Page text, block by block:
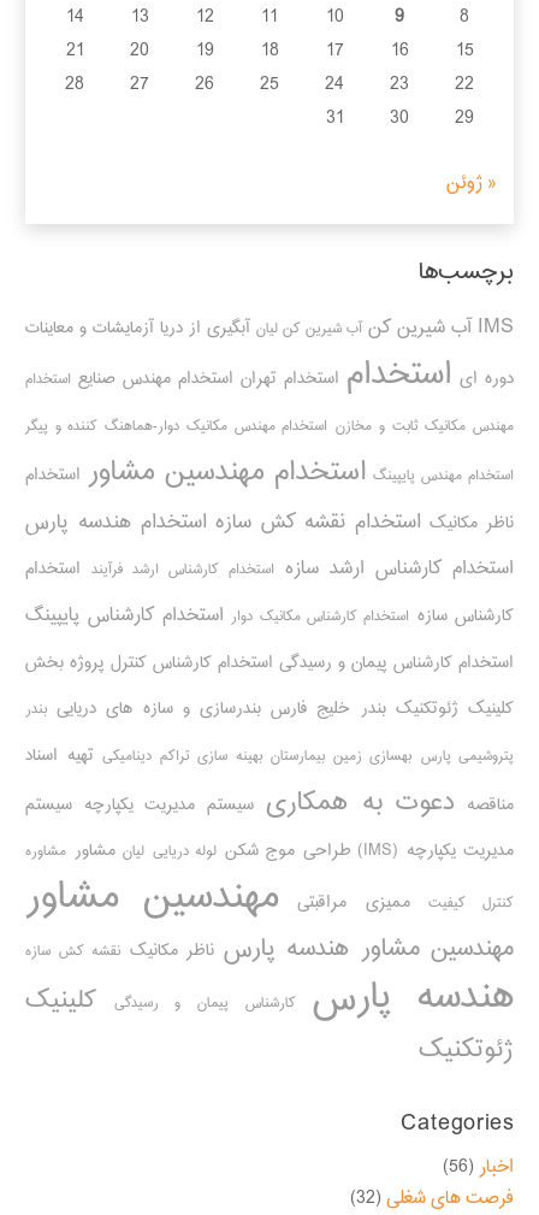
8
9
10
11
12
13
14
15
16
17
18
19
20
21
22
23
24
25
26
27
28
29
30
31
« ژوئن
برچسب‌ها
IMS آب شیرین کن آب شیرین کن لیان آبگیری از دریا آزمایشات و معاینات
دوره ای استخدام استخدام تهران استخدام مهندس صنایع استخدام
مهندس مکانیک ثابت و مخازن استخدام مهندس مکانیک دوار-هماهنگ کننده و پیگر
استخدام مهندس پایپینگ استخدام مهندسین مشاور استخدام
ناظر مکانیک استخدام نقشه کش سازه استخدام هندسه پارس
استخدام کارشناس ارشد سازه استخدام کارشناس ارشد فرآیند استخدام
کارشناس سازه استخدام کارشناس مکانیک دوار استخدام کارشناس پایپینگ
استخدام کارشناس پیمان و رسیدگی استخدام کارشناس کنترل پروژه بخش
کلینیک ژئوتکنیک بندر خلیج فارس بندرسازی و سازه های دریایی بندر
پتروشیمی پارس بهسازی زمین بیمارستان بهینه سازی تراکم دینامیکی تهیه اسناد
مناقصه دعوت به همکاری سیستم مدیریت یکپارچه سیستم
مدیریت یکپارچه (IMS)
طراحی موج شکن لوله دریایی لیان مشاور مشاوره
کنترل کیفیت ممیزی مراقبتی مهندسین مشاور
مهندسین مشاور هندسه پارس ناظر مکانیک نقشه کش سازه
هندسه پارس کارشناس پیمان و رسیدگی
کلینیک
ژئوتکنیک
Categories
اخبار (56)
فرصت های شغلی (32)